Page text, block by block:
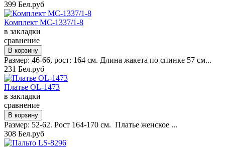
399 Бел.руб
Комплект MC-1337/1-8
в закладки
сравнение
Размер: 46-66, рост: 164 см. Длина жакета по спинке 57 см...
231 Бел.руб
Платье OL-1473
в закладки
сравнение
Размер: 52-62. Рост 164-170 см. Платье женское ...
308 Бел.руб